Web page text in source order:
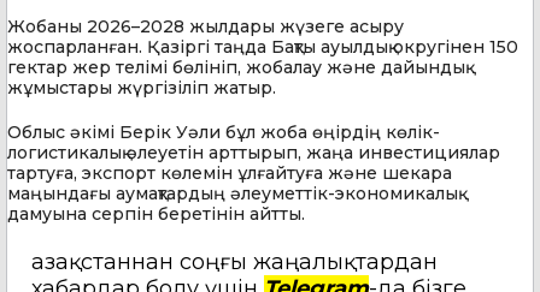
Жобаны 2026–2028 жылдары жүзеге асыру
жоспарланған. Қазіргі таңда Бақты ауылдық округінен 150
гектар жер телімі бөлініп, жобалау және дайындық
жұмыстары жүргізіліп жатыр.
Облыс әкімі Берік Уәли бұл жоба өңірдің көлік-
логистикалық әлеуетін арттырып, жаңа инвестициялар
тартуға, экспорт көлемін ұлғайтуға және шекара
маңындағы аумақтардың әлеуметтік-экономикалық
дамуына серпін беретінін айтты.
Қазақстаннан соңғы жаңалықтардан